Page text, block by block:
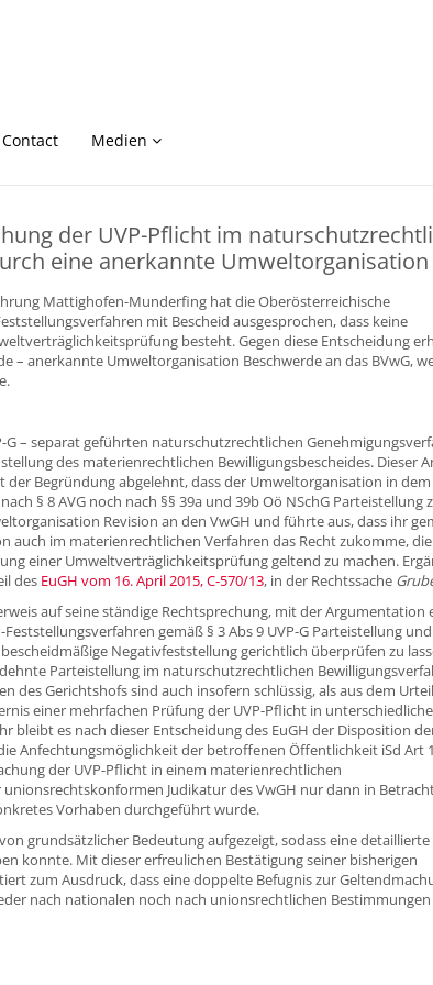
Contact Medien
der UVP-Pflicht im
eine anerkannte Umweltorganisation
Mattighofen-Munderfing hat die Oberösterreichische
mit Bescheid ausgesprochen, dass keine
besteht. Gegen diese Entscheidung
– anerkannte Umweltorganisation Beschwerde an das BVwG,
G – separat geführten naturschutzrechtlichen
des materienrechtlichen Bewilligungsbescheides. Dieser
Begründung abgelehnt, dass der Umweltorganisation in dem
§ 8 AVG noch nach §§ 39a und 39b Oö NSchG Parteistellung
Revision an den VwGH und führte aus, dass ihr
auch im materienrechtlichen Verfahren das Recht zukomme, die
einer Umweltverträglichkeitsprüfung geltend zu machen.
des EuGH vom 16. April 2015, C-570/13, in der Rechtssache
auf seine ständige Rechtsprechung, mit der Argumentation
gemäß § 3 Abs 9 UVP-G Parteistellung
Negativfeststellung gerichtlich überprüfen zu
Parteistellung im naturschutzrechtlichen
des Gerichtshofs sind auch insofern schlüssig, als aus dem
einer mehrfachen Prüfung der UVP-Pflicht in
bleibt es nach dieser Entscheidung des EuGH der Disposition
Anfechtungsmöglichkeit der betroffenen Öffentlichkeit iSd Art
der UVP-Pflicht in einem materienrechtlichen
Judikatur des VwGH nur dann in
Vorhaben durchgeführt wurde.
grundsätzlicher Bedeutung aufgezeigt, sodass eine detaillierte
konnte. Mit dieser erfreulichen Bestätigung seiner bisherigen
zum Ausdruck, dass eine doppelte Befugnis zur
nach nationalen noch nach unionsrechtlichen